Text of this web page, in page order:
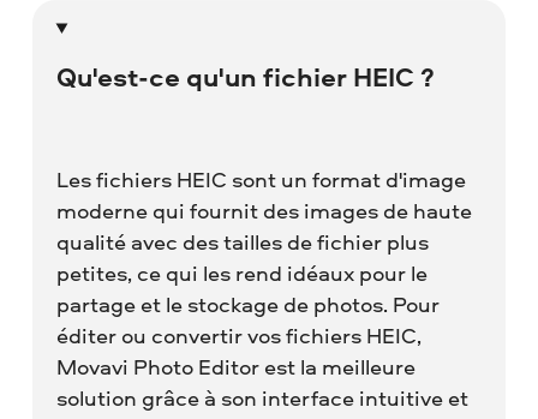
Qu'est-ce qu'un fichier HEIC ?
Les fichiers HEIC sont un format d'image
moderne qui fournit des images de haute
qualité avec des tailles de fichier plus
petites, ce qui les rend idéaux pour le
partage et le stockage de photos. Pour
éditer ou convertir vos fichiers HEIC,
Movavi Photo Editor est la meilleure
solution grâce à son interface intuitive et